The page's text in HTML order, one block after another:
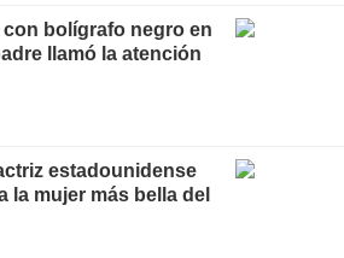
bolígrafo negro en
llamó la atención
estadounidense
la mujer más bella del